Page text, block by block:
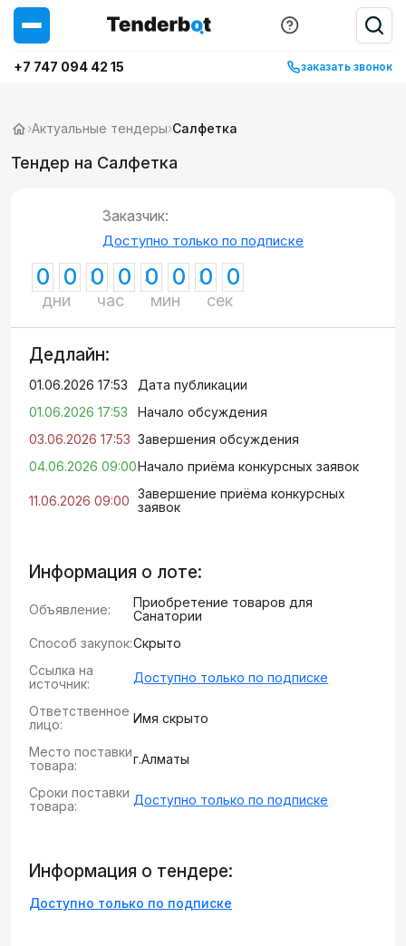
+7 747 094 42 15 заказать звонок
›Актуальные тендеры›Салфетка
Тендер на Салфетка
Заказчик:
Доступно только по подписке
0 0
дни
0 0
час
0 0
мин
0 0
сек
Дедлайн:
01.06.2026 17:53
Дата публикации
01.06.2026 17:53
Начало обсуждения
03.06.2026 17:53 Завершения обсуждения
04.06.2026 09:00Начало приёма конкурсных заявок
11.06.2026 09:00 Завершение приёма конкурсных
заявок
Информация о лоте:
Объявление:
Приобретение товаров для
Санатории
Способ закупок:Скрыто
Ссылка на
источник:
Доступно только по подписке
Ответственное
лицо:
Имя скрыто
Место поставки
товара:
г.Алматы
Сроки поставки
товара:
Доступно только по подписке
Информация о тендере:
Доступно только по подписке